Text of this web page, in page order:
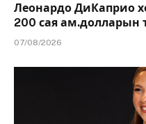
Леонардо ДиКаприо
200 сая ам.долларын
07/08/2026